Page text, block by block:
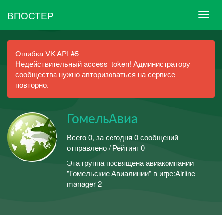
ВПОСТЕР
Ошибка VK API #5
Недействительный access_token! Администратору
сообщества нужно авторизоваться на сервисе
повторно.
ГомельАвиа
Всего 0, за сегодня 0 сообщений
отправлено / Рейтинг 0
Эта группа посвящена авиакомпании
"Гомельские Авиалинии" в игре:Airline
manager 2